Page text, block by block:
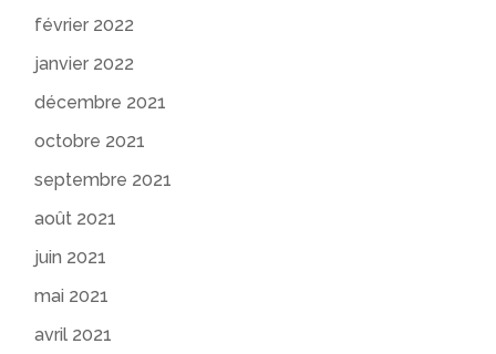
février 2022
janvier 2022
décembre 2021
octobre 2021
septembre 2021
août 2021
juin 2021
mai 2021
avril 2021